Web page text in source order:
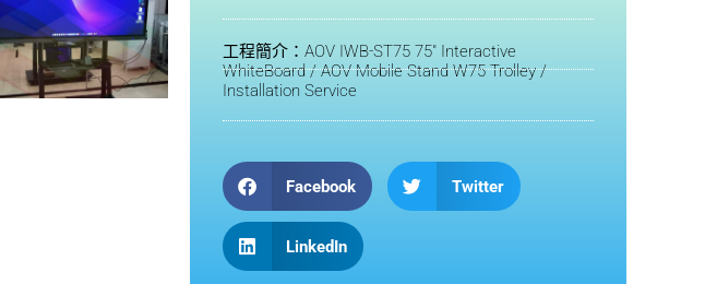
工程簡介：AOV IWB-ST75 75" Interactive
WhiteBoard / AOV Mobile Stand W75 Trolley /
Installation Service
Facebook Twitter
LinkedIn